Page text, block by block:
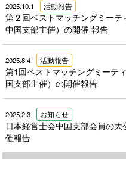
2025.10.1 活動報告
第２回ベストマッチングミー
中国支部主催）の開催 報告
2025.8.4 活動報告
第1回ベストマッチングミーテ
国支部主催）の開催報告
2025.2.3 お知らせ
日本経営士会中国支部会員の
催報告